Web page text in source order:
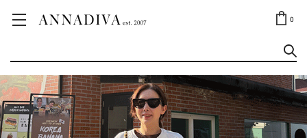
0
ANNA JEWELRY